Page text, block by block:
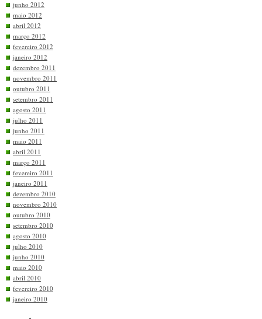
junho 2012
maio 2012
abril 2012
março 2012
fevereiro 2012
janeiro 2012
dezembro 2011
novembro 2011
outubro 2011
setembro 2011
agosto 2011
julho 2011
junho 2011
maio 2011
abril 2011
março 2011
fevereiro 2011
janeiro 2011
dezembro 2010
novembro 2010
outubro 2010
setembro 2010
agosto 2010
julho 2010
junho 2010
maio 2010
abril 2010
fevereiro 2010
janeiro 2010